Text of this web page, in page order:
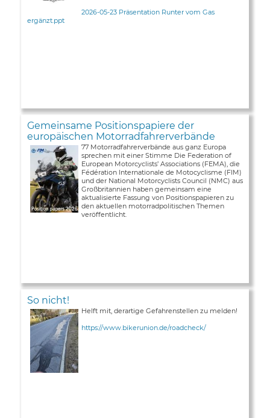
2026-05-23 Präsentation Runter vom Gas
ergänzt.ppt
Gemeinsame Positionspapiere der
europäischen Motorradfahrerverbände
77 Motorradfahrerverbände aus ganz Europa
sprechen mit einer Stimme Die Federation of
European Motorcyclists’ Associations (FEMA), die
Fédération Internationale de Motocyclisme (FIM)
und der National Motorcyclists Council (NMC) aus
Großbritannien haben gemeinsam eine
aktualisierte Fassung von Positionspapieren zu
den aktuellen motorradpolitischen Themen
veröffentlicht.
So nicht!
Helft mit, derartige Gefahrenstellen zu melden!
https://www.bikerunion.de/roadcheck/